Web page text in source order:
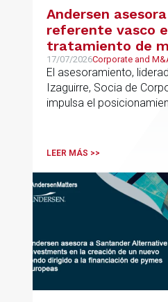
Andersen
referente vasco
tratamiento de
su venta a Mirai
17/07/2026Corporate and
El asesoramiento,
Izaguirre, Socia de
impulsa el
procesos estratégicos
LEER MÁS >>